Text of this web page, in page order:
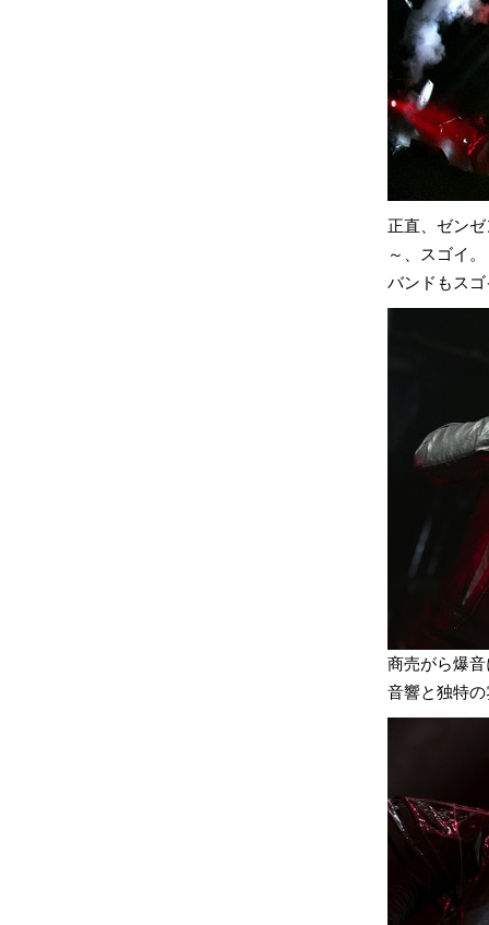
正直、ゼン
～、スゴイ。
バンドもス
商売がら爆
音響と独特